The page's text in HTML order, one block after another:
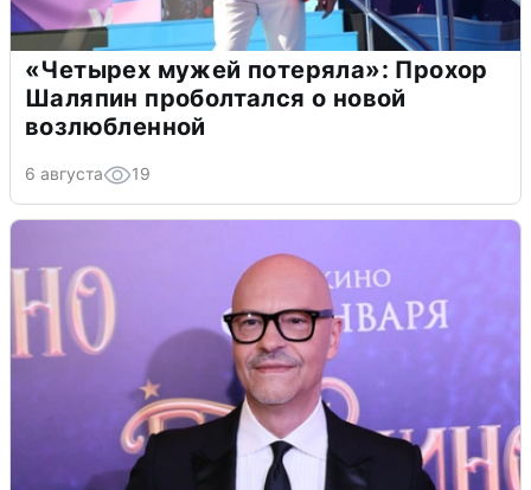
«Четырех мужей потеряла»: Прохор
Шаляпин проболтался о новой
возлюбленной
6 августа 19